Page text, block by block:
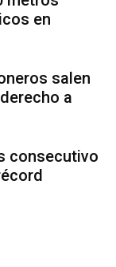
en
salen
a
consecutivo